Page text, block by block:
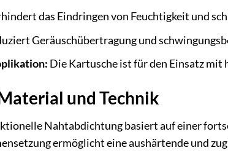
das Eindringen von Feuchtigkeit und
Geräuschübertragung und
Die Kartusche ist für den Einsatz
und Technik
Nahtabdichtung basiert auf einer
ermöglicht eine aushärtende und